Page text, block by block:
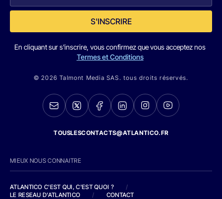
S'INSCRIRE
En cliquant sur s'inscrire, vous confirmez que vous acceptez nos
Termes et Conditions
© 2026 Talmont Media SAS. tous droits réservés.
TOUSLESCONTACTS@ATLANTICO.FR
MIEUX NOUS CONNAITRE
ATLANTICO C'EST QUI, C'EST QUOI ?
/
LE RESEAU D'ATLANTICO
/ CONTACT